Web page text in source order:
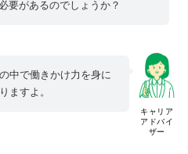
要があるのでしょうか？
キャリア
アドバイ
ザー
中で働きかけ力を身に
ますよ。